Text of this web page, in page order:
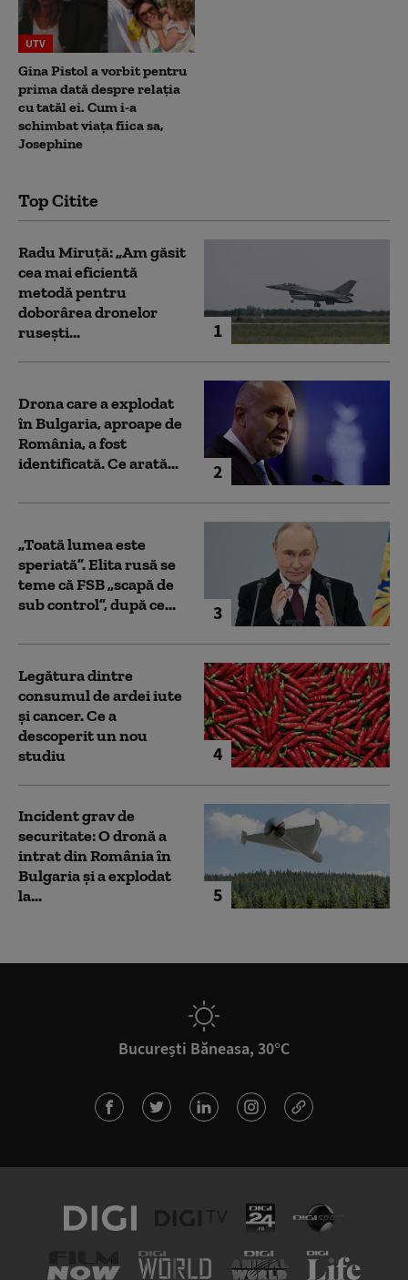
UTV
Gina Pistol a vorbit pentru
prima dată despre relația
cu tatăl ei. Cum i-a
schimbat viața fiica sa,
Josephine
Top Citite
1
Radu Miruță: „Am găsit
cea mai eficientă
metodă pentru
doborârea dronelor
rusești...
2
Drona care a explodat
în Bulgaria, aproape de
România, a fost
identificată. Ce arată...
3
„Toată lumea este
speriată”. Elita rusă se
teme că FSB „scapă de
sub control”, după ce...
4
Legătura dintre
consumul de ardei iute
și cancer. Ce a
descoperit un nou
studiu
5
Incident grav de
securitate: O dronă a
intrat din România în
Bulgaria şi a explodat
la...
București Băneasa, 30°C